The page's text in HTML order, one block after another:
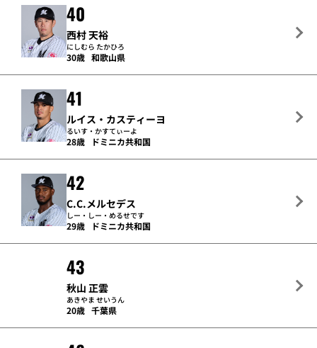
40
西村 天裕
にしむら たかひろ
30歳 和歌山県
41
ルイス・カスティーヨ
るいす・かすてぃーよ
28歳 ドミニカ共和国
42
C.C.メルセデス
しー・しー・めるせです
29歳 ドミニカ共和国
43
秋山 正雲
あきやま せいうん
20歳 千葉県